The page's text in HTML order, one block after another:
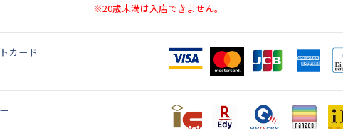
※20歳未満は入店できません。
カード